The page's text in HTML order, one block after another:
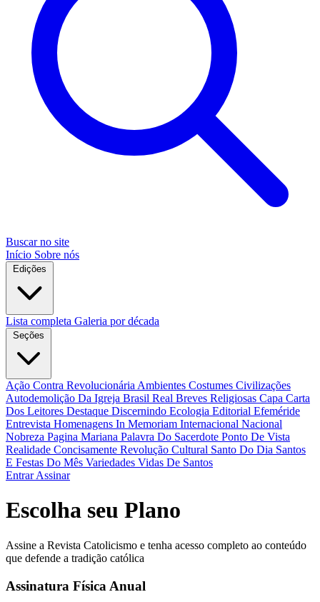
Buscar no site
Início Sobre nós
Edições
Lista completa Galeria por década
Seções
Ação Contra Revolucionária Ambientes Costumes Civilizações
Autodemolição Da Igreja Brasil Real Breves Religiosas Capa Carta
Dos Leitores Destaque Discernindo Ecologia Editorial Efeméride
Entrevista Homenagens In Memoriam Internacional Nacional
Nobreza Pagina Mariana Palavra Do Sacerdote Ponto De Vista
Realidade Concisamente Revolução Cultural Santo Do Dia Santos
E Festas Do Mês Variedades Vidas De Santos
EntrarAssinar
Escolha seu Plano
Assine a Revista Catolicismo e tenha acesso completo ao conteúdo
que defende a tradição católica
Assinatura Física Anual